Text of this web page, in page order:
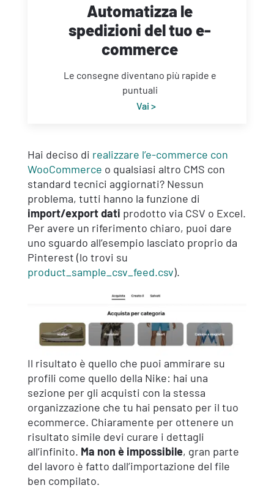
Automatizza le
spedizioni del tuo e-
commerce
Le consegne diventano più rapide e
puntuali
Vai >
Hai deciso di realizzare l’e-commerce con
WooCommerce o qualsiasi altro CMS con
standard tecnici aggiornati? Nessun
problema, tutti hanno la funzione di
import/export dati prodotto via CSV o Excel.
Per avere un riferimento chiaro, puoi dare
uno sguardo all’esempio lasciato proprio da
Pinterest (lo trovi su
product_sample_csv_feed.csv).
Il risultato è quello che puoi ammirare su
profili come quello della Nike: hai una
sezione per gli acquisti con la stessa
organizzazione che tu hai pensato per il tuo
ecommerce. Chiaramente per ottenere un
risultato simile devi curare i dettagli
all’infinito. Ma non è impossibile, gran parte
del lavoro è fatto dall’importazione del file
ben compilato.